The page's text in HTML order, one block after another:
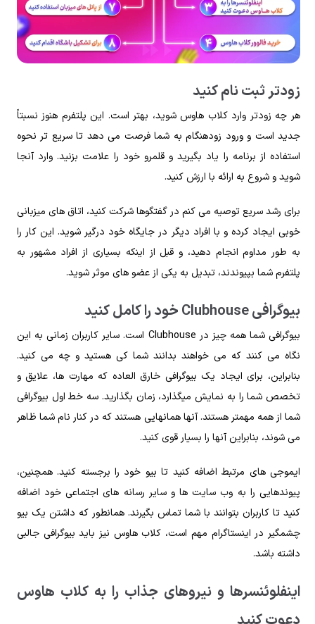
زودتر ثبت نام کنید
هر چه زودتر وارد کلاب هاوس شوید، بهتر است. این پلتفرم هنوز نسبتاً
جدید است و ورود زودهنگام به شما فرصت می دهد تا سریع تر نحوه
استفاده از برنامه را یاد بگیرید و قلمرو خود را علامت بزنید. وارد آنجا
شوید و شروع به ارائه با ارزش کنید.
برای رشد سریع توصیه می کنم در گفتگوها شرکت کنید، اتاق های میزبانی
خوبی ایجاد کرده و با افراد دیگر در جایگاه خود درگیر شوید. این کار را
به طور مداوم انجام دهید، و قبل از اینکه بسیاری از افراد مشهور به
پلتفرم شما بپیوندند، تبدیل به یکی از عضو های موثر شوید.
بیوگرافی Clubhouse خود را کامل کنید
بیوگرافی شما همه چیز در Clubhouse است. سایر کاربران زمانی به این
نگاه می کنند که می خواهند بدانند شما کی هستید و چه می کنید.
بنابراین، برای ایجاد یک بیوگرافی خارق العاده که مهارت ها، علایق و
تخصص شما را به نمایش میگذارد، زمان بگذارید. سه خط اول بیوگرافی
شما از همه مهمتر هستند. آنها همانهایی هستند که در کنار نام شما ظاهر
می شوند، بنابراین آنها را بسیار قوی کنید.
ایموجی های مرتبط اضافه کنید تا بیو خود را برجسته کنید. همچنین،
پیوندهایی را به وب سایت ها و سایر رسانه های اجتماعی خود اضافه
کنید تا کاربران بتوانند با شما تماس بگیرند. همانطور که داشتن یک بیو
چشمگیر در اینستاگرام مهم است، کلاب هاوس نیز باید بیوگرافی جالبی
داشته باشد.
اینفلوئنسرها و نیروهای جذاب را به کلاب هاوس